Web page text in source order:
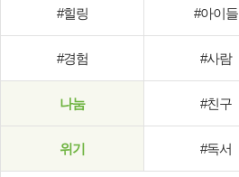
#힐링 #아이들
#경험 #사람
나눔 #친구
위기 #독서